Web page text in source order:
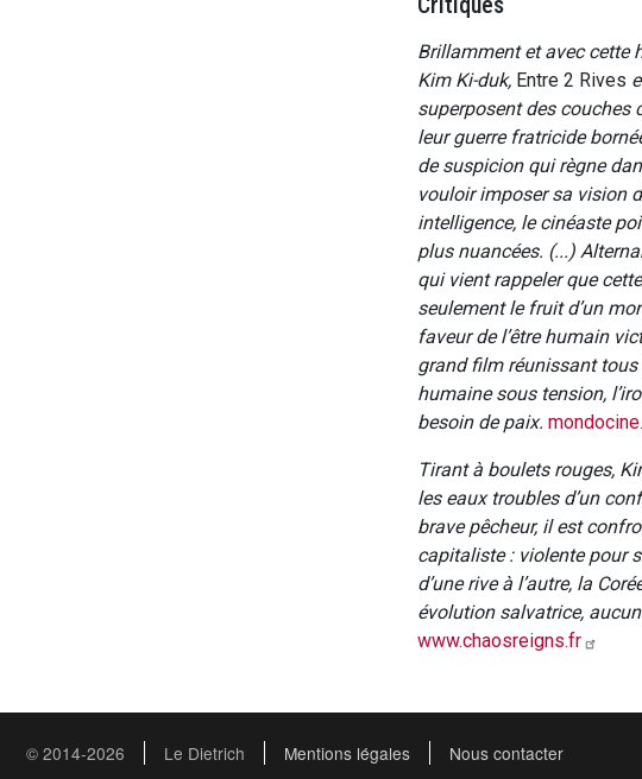
Brillamment et avec cette
Kim Ki-duk, Entre 2 Rives
superposent des couches
leur guerre fratricide
de suspicion qui règne
vouloir imposer sa vision
intelligence, le cinéaste
plus nuancées. (...)
qui vient rappeler que
seulement le fruit d’un
faveur de l’être humain
grand film réunissant tous
humaine sous tension,
besoin de paix.
Tirant à boulets rouges,
les eaux troubles d’un
brave pêcheur, il est
capitaliste : violente pour
d’une rive à l’autre, la
évolution salvatrice,
www.chaosreigns.fr
© 2014-2026 Le Dietrich Mentions légales Nous contacter